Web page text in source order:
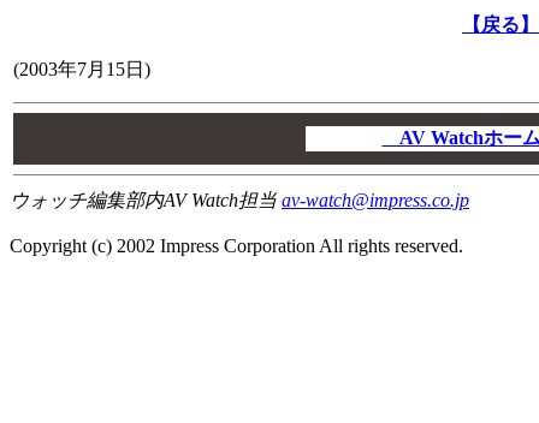
【戻る】
(2003年7月15日)
AV Watchホー
ウォッチ編集部内AV Watch担当 av-watch@impress.co.jp
Copyright (c) 2002 Impress Corporation All rights reserved.